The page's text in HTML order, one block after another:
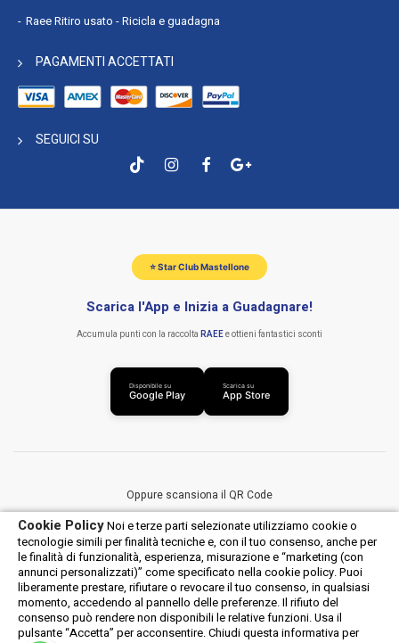
Cookie PolicyNoi e terze parti selezionate utilizziamo cookie o
tecnologie simili per finalità tecniche e, con il tuo consenso, anche per
le finalità di funzionalità, esperienza, misurazione e “marketing (con
annunci personalizzati)” come specificato nella cookie policy. Puoi
liberamente prestare, rifiutare o revocare il tuo consenso, in qualsiasi
momento, accedendo al pannello delle preferenze. Il rifiuto del
consenso può rendere non disponibili le relative funzioni. Usa il
pulsante “Accetta” per acconsentire. Chiudi questa informativa per
Raee Ritiro usato - Ricicla e guadagna
PAGAMENTI ACCETTATI
SEGUICI SU
⭐ Star Club Mastellone
Scarica l'App e Inizia a Guadagnare!
Accumula punti con la raccolta RAEEe ottieni fantastici sconti
Disponibile su
Google Play
Scarica su
App Store
Oppure scansiona il QR Code
Android iOS